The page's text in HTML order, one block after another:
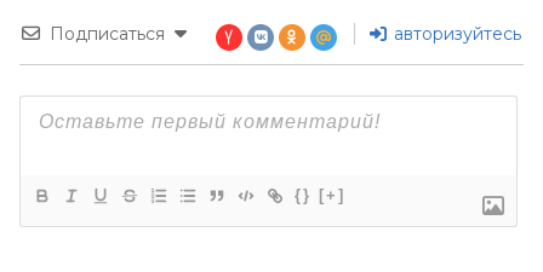
Подписаться авторизуйтесь
{} [+]